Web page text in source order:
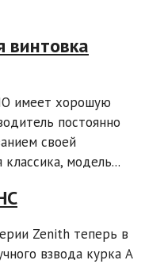
винтовка
имеет хорошую
постоянно
своей
модель...
Zenith теперь в
взвода курка A